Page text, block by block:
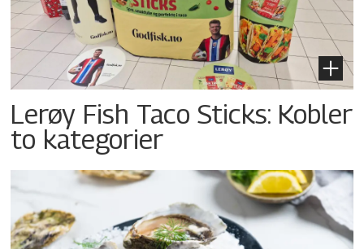
Lerøy Fish Taco Sticks: Kobler
to kategorier